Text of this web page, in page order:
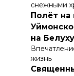
снежными
Полёт
на Белуху
жизнь